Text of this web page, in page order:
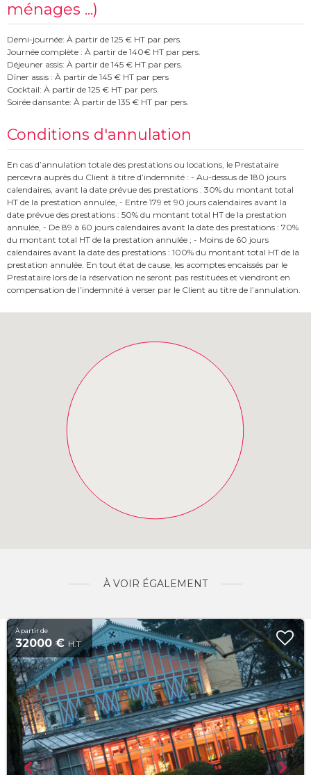
ménages ...)
Demi-journée: À partir de 125 € HT par pers.
Journée complète : À partir de 140€ HT par pers.
Déjeuner assis: À partir de 145 € HT par pers.
Dîner assis : À partir de 145 € HT par pers
Cocktail: À partir de 125 € HT par pers.
Soirée dansante: À partir de 135 € HT par pers.
Conditions d'annulation
En cas d’annulation totale des prestations ou locations, le Prestataire
percevra auprès du Client à titre d’indemnité : - Au-dessus de 180 jours
calendaires, avant la date prévue des prestations : 30% du montant total
HT de la prestation annulée, - Entre 179 et 90 jours calendaires avant la
date prévue des prestations : 50% du montant total HT de la prestation
annulée, - De 89 à 60 jours calendaires avant la date des prestations : 70%
du montant total HT de la prestation annulée ; - Moins de 60 jours
calendaires avant la date des prestations : 100% du montant total HT de la
prestation annulée. En tout état de cause, les acomptes encaissés par le
Prestataire lors de la réservation ne seront pas restituées et viendront en
compensation de l’indemnité à verser par le Client au titre de l’annulation.
À VOIR ÉGALEMENT
À partir de
32000 €H.T